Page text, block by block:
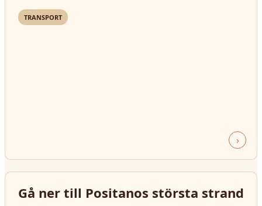
TRANSPORT
›
Gå ner till Positanos största strand